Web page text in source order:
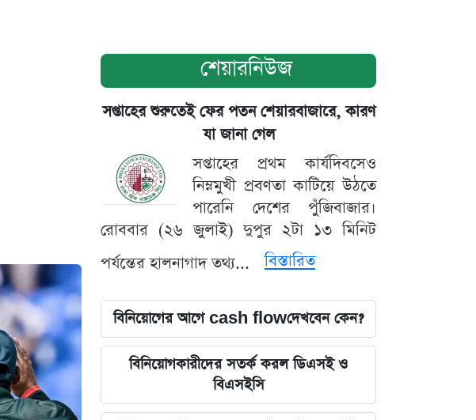
শেয়ারনিউজ
সপ্তাহের শুরুতেই ফের পতন শেয়ারবাজারে, কারণ
যা জানা গেল
সপ্তাহের প্রথম কার্যদিবসেও
নিম্নমুখী প্রবণতা কাটিয়ে উঠতে
পারেনি দেশের পুঁজিবাজার।
রোববার (২৬ জুলাই) দুপুর ২টা ১৩ মিনিট
পর্যন্তের হালনাগাদ তথ্য...
বিস্তারিত
বিনিয়োগের আগে cash flowদেখবেন কেন?
বিনিয়োগকারীদের সতর্ক করল ডিএসই ও
বিএসইসি